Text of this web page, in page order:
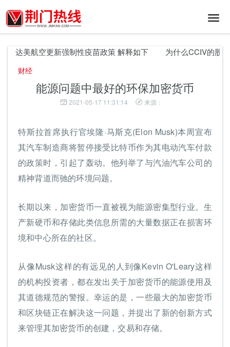
切
航
达美航空更新强制性疫苗政策 解释如下 为什么CCIV的股票
财经
能源问题中最好的环保加密货币
2021-05-17 11:31:14 来源：
特斯拉首席执行官埃隆·马斯克(Elon Musk)本周宣布
其汽车制造商将暂停接受比特币作为其电动汽车付款
的政策时，引起了轰动。他列举了与汽油汽车公司的
精神背道而驰的环境问题。
长期以来，加密货币一直被视为能源密集型行业。生
产新硬币和存储此类信息所需的大量数据正在损害环
境和中心所在的社区。
从像Musk这样的有远见的人到像Kevin O'Leary这样
的机构投资者，都在发出关于加密货币的能源使用及
其道德规范的警报。幸运的是，一些最大的加密货币
和区块链正在解决这一问题，并提出了新的创新方式
来管理其加密货币的创建，交易和存储。